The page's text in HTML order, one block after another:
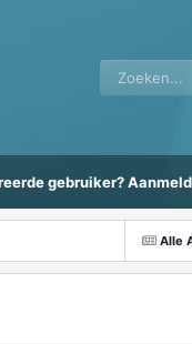
gebruiker?
Alle